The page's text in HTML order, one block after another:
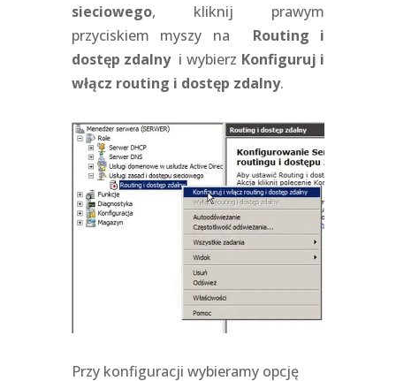
sieciowego, kliknij prawym
przyciskiem myszy na Routing i
dostęp zdalny i wybierz Konfiguruj i
włącz routing i dostęp zdalny.
Przy konfiguracji wybieramy opcję